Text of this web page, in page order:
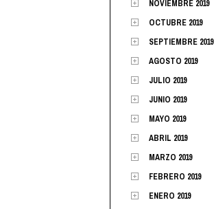
NOVIEMBRE 2019
OCTUBRE 2019
SEPTIEMBRE 2019
AGOSTO 2019
JULIO 2019
JUNIO 2019
MAYO 2019
ABRIL 2019
MARZO 2019
FEBRERO 2019
ENERO 2019